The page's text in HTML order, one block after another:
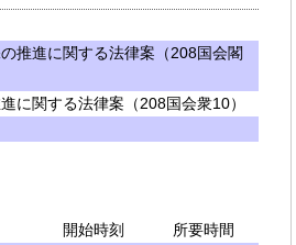
推進に関する法律案（208国会閣
に関する法律案（208国会衆10）
開始時刻
所要時間